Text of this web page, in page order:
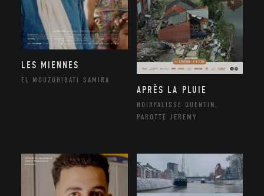
LES MIENNES
EL MOUZGHIBATI SAMIRA
APRÈS LA PLUIE
NOIRFALISSE QUENTIN,
PAROTTE JEREMY